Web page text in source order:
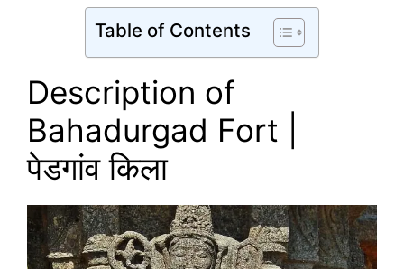
Table of Contents
Description of
Bahadurgad Fort |
पेडगांव किला